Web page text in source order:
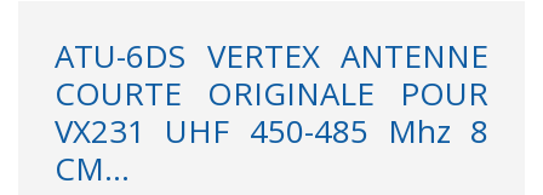
ATU-6DS VERTEX ANTENNE
COURTE ORIGINALE POUR
VX231 UHF 450-485 Mhz 8
CM...